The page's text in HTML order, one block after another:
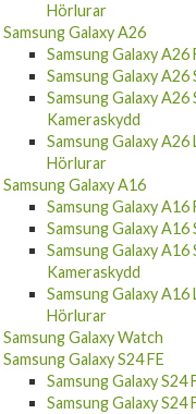
Hörlurar
Samsung Galaxy A26
Samsung Galaxy A26
Samsung Galaxy A26
Samsung Galaxy A26
Kameraskydd
Samsung Galaxy A26
Hörlurar
Samsung Galaxy A16
Samsung Galaxy A16
Samsung Galaxy A16
Samsung Galaxy A16
Kameraskydd
Samsung Galaxy A16
Hörlurar
Samsung Galaxy Watch
Samsung Galaxy S24 FE
Samsung Galaxy S24
Samsung Galaxy S24